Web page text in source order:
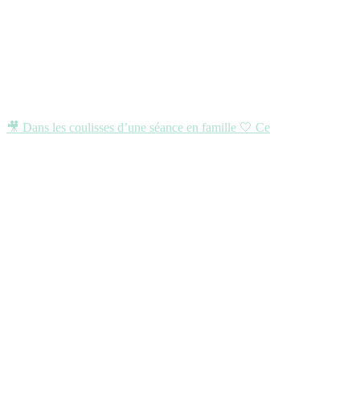
🎥 Dans les coulisses d’une séance en famille 🤍 Ce